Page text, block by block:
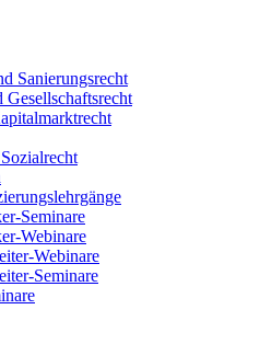
Sanierungsrecht
Gesellschaftsrecht
Seminare
Webinare
Webinare
Seminare